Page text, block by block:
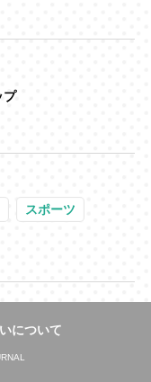
プ
スポーツ
について